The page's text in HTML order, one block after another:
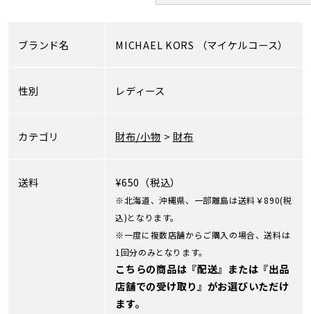
ブランド名 MICHAEL KORS （マイケルコース）
性別 レディース
カテゴリ 財布/小物 > 財布
送料 ¥650（税込）
※北海道、沖縄県、一部離島は送料￥890(税
込)となります。
※一度に複数店舗からご購入の場合、送料は
1回分のみとなります。
こちらの商品は『配送』または『出品
店舗での受け取り』がお選びいただけ
ます。